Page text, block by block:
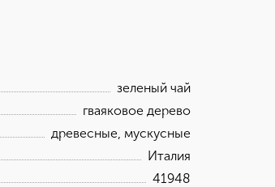
зеленый чай
гваяковое дерево
древесные, мускусные
Италия
41948